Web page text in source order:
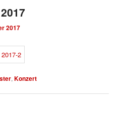
2017
,Konzert